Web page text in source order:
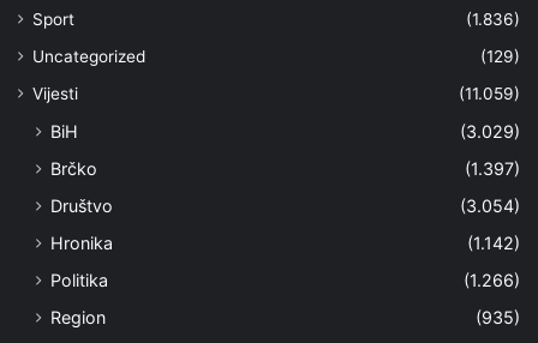
Sport
(1.836)
Uncategorized
(129)
Vijesti
(11.059)
BiH
(3.029)
Brčko
(1.397)
Društvo
(3.054)
Hronika
(1.142)
Politika
(1.266)
Region
(935)